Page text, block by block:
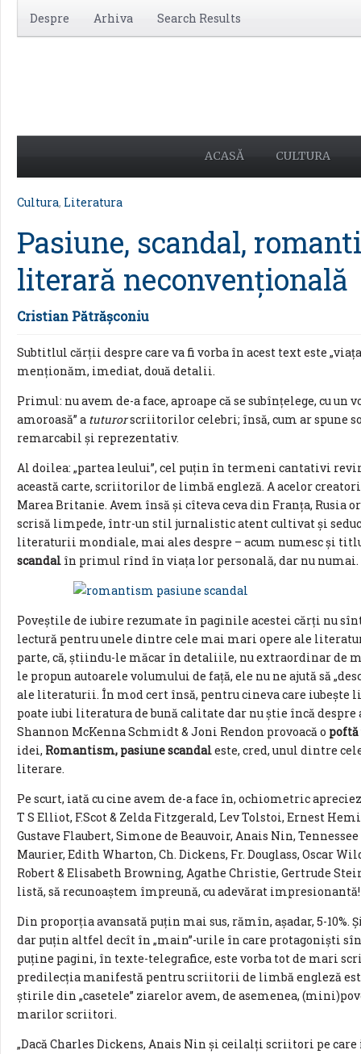
Despre Arhiva Search Results
ACASĂ CULTURA
Cultura, Literatura
Pasiune, scandal,
literară neconvenţională
Cristian Pătrăşconiu
Subtitlul cărţii despre care va fi vorba în acest text este
menţionăm, imediat, două detalii.
Primul: nu avem de-a face, aproape că se subînţelege, cu un
amoroasă” a tuturorscriitorilor celebri; însă, cum ar spune
remarcabil şi reprezentativ.
Al doilea: „partea leului”, cel puţin în termeni cantativi
această carte, scriitorilor de limbă engleză. A acelor
Marea Britanie. Avem însă şi cîteva ceva din Franţa, Rusia
scrisă limpede, într-un stil jurnalistic atent cultivat şi
literaturii mondiale, mai ales despre – acum numesc şi
scandal în primul rînd în viaţa lor personală, dar nu numai.
Poveştile de iubire rezumate în paginile acestei cărţi nu
lectură pentru unele dintre cele mai mari opere ale
parte, că, ştiindu-le măcar în detaliile, nu extraordinar de
le propun autoarele volumului de faţă, ele nu ne ajută să
ale literaturii. În mod cert însă, pentru cineva care iubeşte
poate iubi literatura de bună calitate dar nu ştie încă despre
Shannon McKenna Schmidt & Joni Rendon provoacă o poftă
idei, Romantism, pasiune scandaleste, cred, unul dintre
literare.
Pe scurt, iată cu cine avem de-a face în, ochiometric
T S Elliot, F.Scot & Zelda Fitzgerald, Lev Tolstoi, Ernest
Gustave Flaubert, Simone de Beauvoir, Anais Nin,
Maurier, Edith Wharton, Ch. Dickens, Fr. Douglass, Oscar
Robert & Elisabeth Browning, Agathe Christie, Gertrude
listă, să recunoaştem împreună, cu adevărat impresionantă!
Din proporţia avansată puţin mai sus, rămîn, aşadar, 5-
dar puţin altfel decît în „main”-urile în care protagonişti
puţine pagini, în texte-telegrafice, este vorba tot de mari
predilecţia manifestă pentru scriitorii de limbă engleză
ştirile din „casetele” ziarelor avem, de asemenea,
marilor scriitori.
„Dacă Charles Dickens, Anais Nin şi ceilalţi scriitori pe